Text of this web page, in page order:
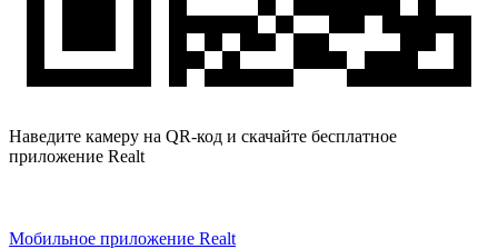
Наведите камеру на QR-код и скачайте бесплатное
приложение Realt
Мобильное приложение Realt